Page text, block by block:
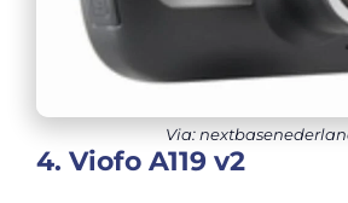
Via:
4. Viofo A119 v2